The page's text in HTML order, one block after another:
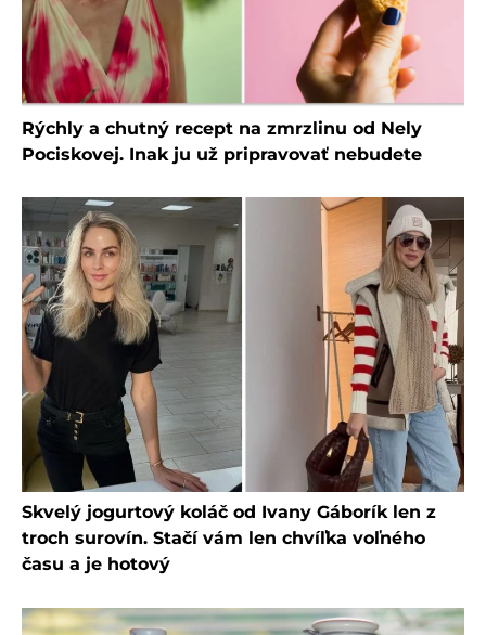
Rýchly a chutný recept na zmrzlinu od Nely
Pociskovej. Inak ju už pripravovať nebudete
Skvelý jogurtový koláč od Ivany Gáborík len z
troch surovín. Stačí vám len chvíľka voľného
času a je hotový